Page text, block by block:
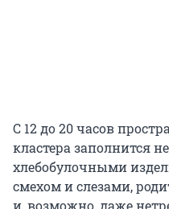
С 12 до 20 часов
кластера заполнится
хлебобулочными
смехом и слезами,
и, возможно, даже